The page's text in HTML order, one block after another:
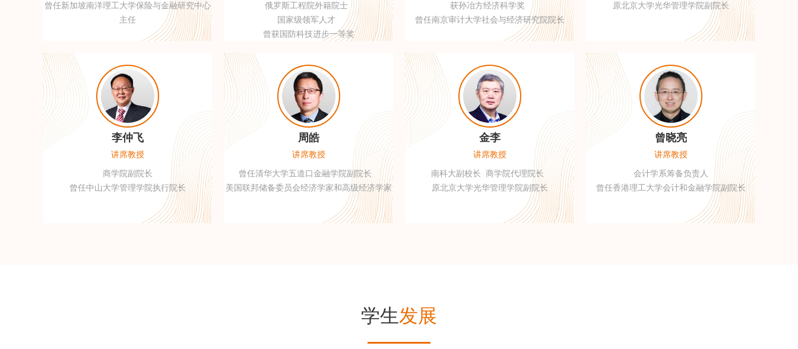
曾任新加坡南洋理工大学保险与金融研究中心
主任
俄罗斯工程院外籍院士
国家级领军人才
曾获国防科技进步一等奖
获孙冶方经济科学奖
曾任南京审计大学社会与经济研究院院长
原北京大学光华管理学院副院长
李仲飞
讲席教授
商学院副院长
曾任中山大学管理学院执行院长
周皓
讲席教授
曾任清华大学五道口金融学院副院长
美国联邦储备委员会经济学家和高级经济学家
金李
讲席教授
南科大副校长 商学院代理院长
原北京大学光华管理学院副院长
曾晓亮
讲席教授
会计学系筹备负责人
曾任香港理工大学会计和金融学院副院长
学生发展